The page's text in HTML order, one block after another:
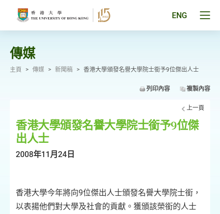
ENG
傳媒
主頁 > 傳媒 > 新聞稿 > 香港大學頒發名譽大學院士銜予9位傑出人士
列印內容 複製內容
上一頁
香港大學頒發名譽大學院士銜予9位傑
出人士
2008年11月24日
香港大學今年將向9位傑出人士頒發名譽大學院士銜，
以表揚他們對大學及社會的貢獻。獲頒該榮銜的人士